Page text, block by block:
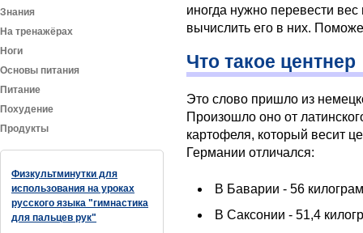
Знания
На тренажёрах
Ноги
Основы питания
Питание
Похудение
Продукты
Физкультминутки для
использования на уроках
русского языка "гимнастика
для пальцев рук"
иногда нужно перевести
вычислить его в них.
Что такое центнер
Это слово пришло из
Произошло оно от
картофеля, который весит
Германии отличался:
В Баварии - 56
В Саксонии - 51,4